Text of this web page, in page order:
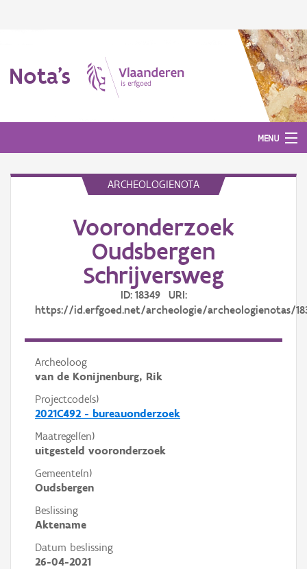
Nota's
MENU
ARCHEOLOGIENOTA
Vooronderzoek
Oudsbergen
Schrijversweg
ID: 18349 URI:
https://id.erfgoed.net/archeologie/archeologienotas/
Archeoloog
van de Konijnenburg, Rik
Projectcode(s)
2021C492 - bureauonderzoek
Maatregel(en)
uitgesteld vooronderzoek
Gemeente(n)
Oudsbergen
Beslissing
Aktename
Datum beslissing
26-04-2021